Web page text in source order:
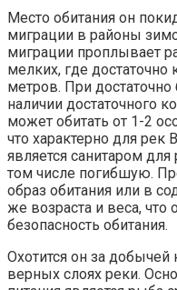
Место обитания он
миграции в районы
миграции проплывает
мелких, где достаточно
метров. При
наличии достаточного
может обитать от 1-2
что характерно для рек
является санитаром
том числе погибшую.
образ обитания или в
же возраста и веса, что
безопасность обитания.
Охотится он за
верных слоях реки.